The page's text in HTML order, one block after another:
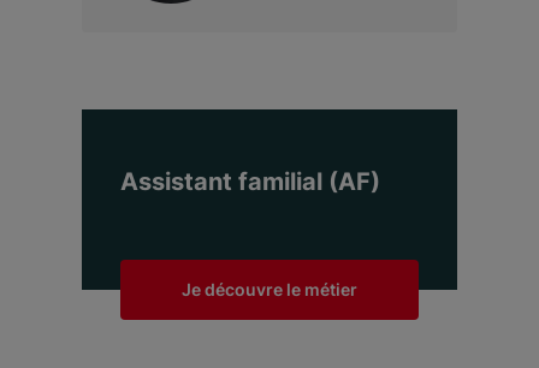
Assistant familial (AF)
Je découvre le métier